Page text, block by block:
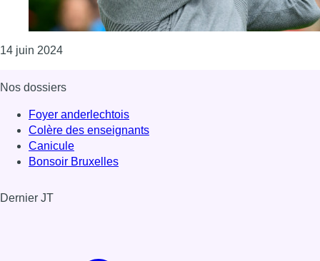
14 juin 2024Consulter l'article "Thomas Detry démarre en
Nos dossiers
Foyer anderlechtois
Colère des enseignants
Canicule
Bonsoir Bruxelles
Dernier JT